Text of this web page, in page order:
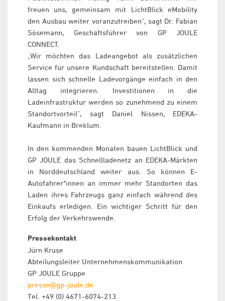
freuen uns, gemeinsam mit LichtBlick eMobility
den Ausbau weiter voranzutreiben“, sagt Dr. Fabian
Sösemann, Geschäftsführer von GP JOULE
CONNECT.
„Wir möchten das Ladeangebot als zusätzlichen
Service für unsere Kundschaft bereitstellen. Damit
lassen sich schnelle Ladevorgänge einfach in den
Alltag integrieren. Investitionen in die
Ladeinfrastruktur werden so zunehmend zu einem
Standortvorteil“, sagt Daniel Nissen, EDEKA-
Kaufmann in Breklum.
In den kommenden Monaten bauen LichtBlick und
GP JOULE das Schnellladenetz an EDEKA-Märkten
in Norddeutschland weiter aus. So können E-
Autofahrer*innen an immer mehr Standorten das
Laden ihres Fahrzeugs ganz einfach während des
Einkaufs erledigen. Ein wichtiger Schritt für den
Erfolg der Verkehrswende.
Pressekontakt
Jürn Kruse
Abteilungsleiter Unternehmenskommunikation
GP JOULE Gruppe
presse@gp-joule.de
Tel. +49 (0) 4671-6074-213